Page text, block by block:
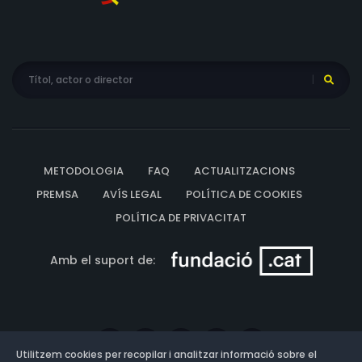
METODOLOGIA FAQ
ACTUALITZACIONS
PREMSA
AVÍS LEGAL
POLÍTICA DE COOKIES
POLÍTICA DE PRIVACITAT
Amb el suport de:
Utilitzem cookies per recopilar i analitzar informació sobre el